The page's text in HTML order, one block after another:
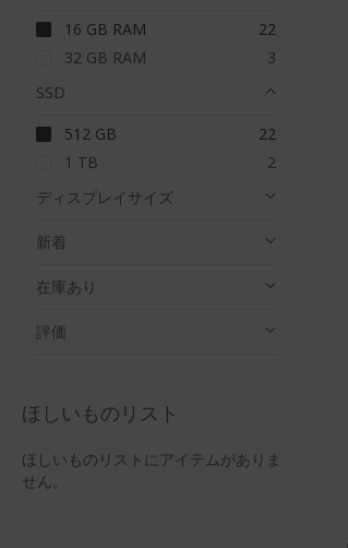
16 GB RAM
22
ア
テ
32 GB RAM 3
ア
テ
SSD
512 GB
22
ア
テ
1 TB 2
ア
テ
ディスプレイサイズ
新着
在庫あり
評価
ほしいものリスト
ほしいものリストにアイテムがありま
せん。